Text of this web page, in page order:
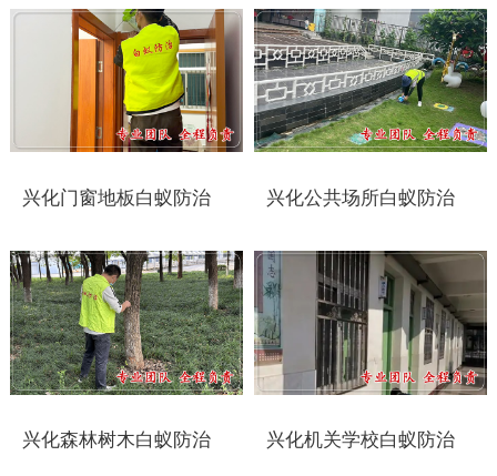
昆山白蚁防治
太仓白蚁防治
常州白蚁防治
溧阳白蚁防治
如东白蚁防治
启东白蚁防治
如皋白蚁防治
海安白蚁防治
兴化门窗地板白蚁防治 兴化公共场所白蚁防治
兴化森林树木白蚁防治 兴化机关学校白蚁防治